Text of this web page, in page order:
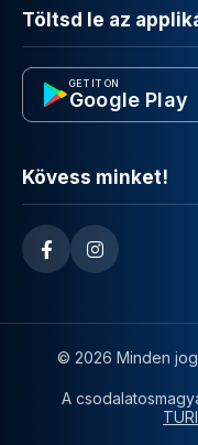
Töltsd le az
GET IT ON
Google Play
Kövess minket!
© 2026 Minden jog
A